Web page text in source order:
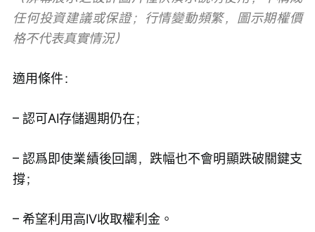
任何投資建議或保證；行情變動頻繁，圖示期權價
格不代表真實情況）
適用條件：
– 認可AI存儲週期仍在；
– 認爲即使業績後回調，跌幅也不會明顯跌破關鍵支
撐；
– 希望利用高IV收取權利金。